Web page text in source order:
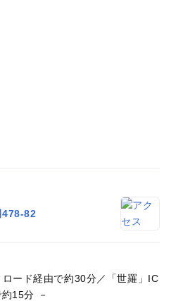
478-82
ロード経由で約30分／「世羅」IC
15分 －